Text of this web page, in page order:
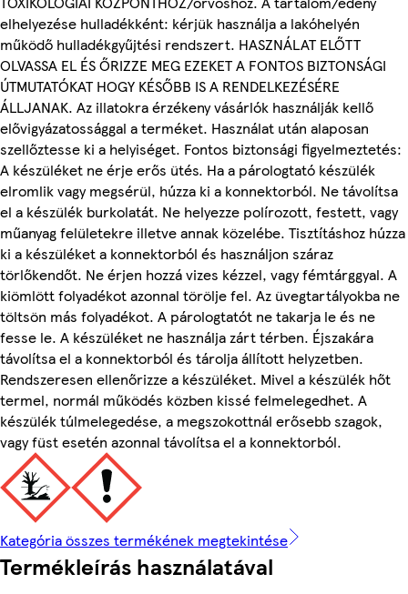
elhelyezése hulladékként: kérjük használja a lakóhelyén
működő hulladékgyűjtési rendszert. HASZNÁLAT ELŐTT
OLVASSA EL ÉS ŐRIZZE MEG EZEKET A FONTOS BIZTONSÁGI
ÚTMUTATÓKAT HOGY KÉSŐBB IS A RENDELKEZÉSÉRE
ÁLLJANAK. Az illatokra érzékeny vásárlók használják kellő
elővigyázatossággal a terméket. Használat után alaposan
szellőztesse ki a helyiséget. Fontos biztonsági figyelmeztetés:
A készüléket ne érje erős ütés. Ha a párologtató készülék
elromlik vagy megsérül, húzza ki a konnektorból. Ne távolítsa
el a készülék burkolatát. Ne helyezze polírozott, festett, vagy
műanyag felületekre illetve annak közelébe. Tisztításhoz húzza
ki a készüléket a konnektorból és használjon száraz
törlőkendőt. Ne érjen hozzá vizes kézzel, vagy fémtárggyal. A
kiömlött folyadékot azonnal törölje fel. Az üvegtartályokba ne
töltsön más folyadékot. A párologtatót ne takarja le és ne
fesse le. A készüléket ne használja zárt térben. Éjszakára
távolítsa el a konnektorból és tárolja állított helyzetben.
Rendszeresen ellenőrizze a készüléket. Mivel a készülék hőt
termel, normál működés közben kissé felmelegedhet. A
készülék túlmelegedése, a megszokottnál erősebb szagok,
vagy füst esetén azonnal távolítsa el a konnektorból.
Kategória összes termékének megtekintése
Termékleírás használatával